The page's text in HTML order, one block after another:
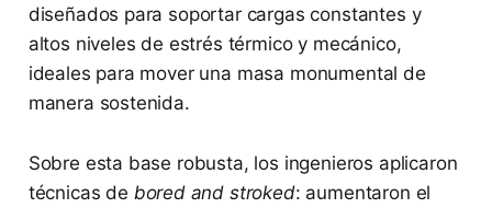
diseñados para soportar cargas constantes y
altos niveles de estrés térmico y mecánico,
ideales para mover una masa monumental de
manera sostenida.
Sobre esta base robusta, los ingenieros aplicaron
técnicas de bored and stroked: aumentaron el